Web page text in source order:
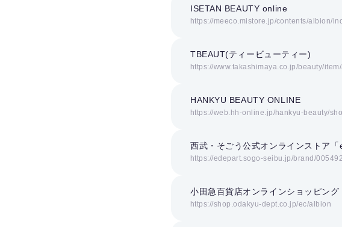
ISETAN BEAUTY online
https://meeco.mistore.jp/contents/albion/
TBEAUT(ティービューティー)
https://www.takashimaya.co.jp/beauty/
HANKYU BEAUTY ONLINE
https://web.hh-online.jp/hankyu-beauty/
西武・そごう公式オンラインストア「
https://edepart.sogo-seibu.jp/brand/005492
小田急百貨店オンラインショッピング
https://shop.odakyu-dept.co.jp/ec/albion